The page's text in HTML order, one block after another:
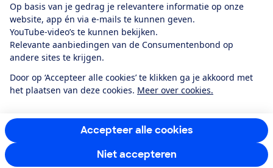
Op basis van je gedrag je relevantere informatie op onze
website, app én via e-mails te kunnen geven.
YouTube-video’s te kunnen bekijken.
Relevante aanbiedingen van de Consumentenbond op
andere sites te krijgen.
Door op ‘Accepteer alle cookies’ te klikken ga je akkoord met
het plaatsen van deze cookies. Meer over cookies.
Accepteer alle cookies
Niet accepteren
Algemene Voorwaarden
Privacyverklaring
Cookiebeleid
Privacyvoorkeuren
Toegankelijkheid
RSS-feed nieuws
Facebook
TwitterInstagram
YoutubeLinkedIn
12.901consumentenbeoordelen de Consumentenbondmet gemiddeld